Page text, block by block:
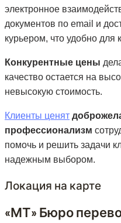
электронное
документов по email и
курьером, что удобно для
Конкурентные цены
качество остается на
невысокую стоимость.
Клиенты ценят
профессионализм
помочь и решить задачи
надежным выбором.
Локация на карте
«МТ» Бюро